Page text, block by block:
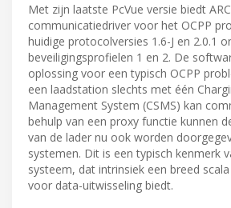
Met zijn laatste PcVue versie biedt
communicatiedriver voor het OCPP
huidige protocolversies 1.6-J en 2.0.1
beveiligingsprofielen 1 en 2. De
oplossing voor een typisch OCPP
een laadstation slechts met één
Management System (CSMS) kan
behulp van een proxy functie kunnen
van de lader nu ook worden
systemen. Dit is een typisch kenmerk
systeem, dat intrinsiek een breed
voor data-uitwisseling biedt.